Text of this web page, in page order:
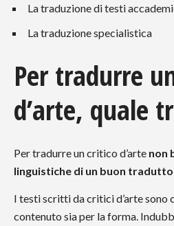
La traduzione di testi
La traduzione specialistica
Per tradurre
d’arte, quale
Per tradurre un critico d’arte non
linguistiche di un buon
I testi scritti da critici d’arte sono
contenuto sia per la forma.